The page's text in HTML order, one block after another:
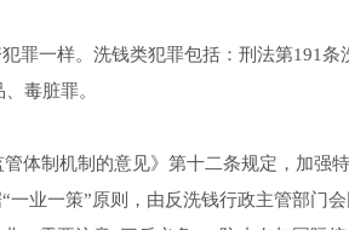
罪一样。洗钱类犯罪包括：刑法第191条
毒脏罪。
体制机制的意见》第十二条规定，加强
业一策”原则，由反洗钱行政主管部门